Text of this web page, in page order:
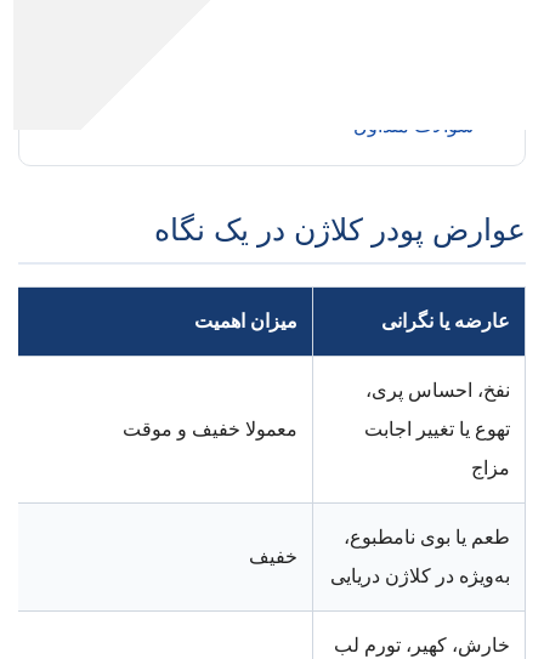
سوالات متداول
عوارض پودر کلاژن در یک نگاه
عارضه یا نگرانی میزان اهمیت
نفخ، احساس پری،
تهوع یا تغییر اجابت
مزاج
معمولا خفیف و موقت
طعم یا بوی نامطبوع،
به‌ویژه در کلاژن دریایی
خفیف
خارش، کهیر، تورم لب